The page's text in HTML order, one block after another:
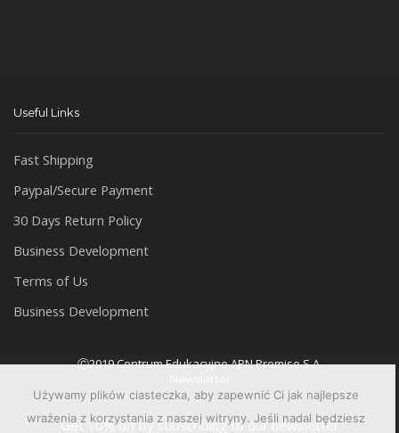
Useful Links
Fast Shipping
Paypal/Secure Payment
30 Days Return Policy
Business Development
Terms of Us
Business Development
Ⓒ2019 Centrum Edukacyjne APN Promise S.A.
Get 10% off by subscribing to our newsletter
Używamy plików ciasteczka, aby zapewnić Ci jak najlepsze
wrażenia z korzystania z naszej witryny. Jeśli nadal będziesz